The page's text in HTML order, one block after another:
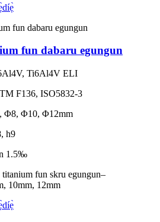
fun dabaru egungun
Ti6Al4V ELI
F136, ISO5832-3
Φ8, Φ10, Φ12mm
h9
1.5‰
fun skru egungun–
10mm, 12mm